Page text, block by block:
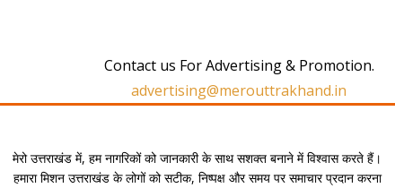
Contact us For Advertising & Promotion.
advertising@merouttrakhand.in
मेरो उत्तराखंड में, हम नागरिकों को जानकारी के साथ सशक्त बनाने में विश्वास करते हैं।
हमारा मिशन उत्तराखंड के लोगों को सटीक, निष्पक्ष और समय पर समाचार प्रदान करना